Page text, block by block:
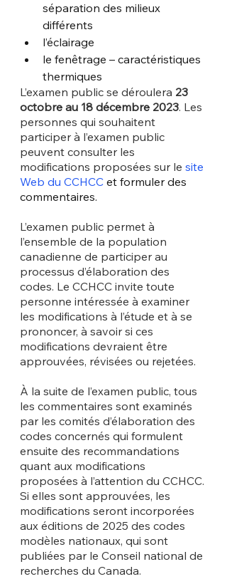
séparation des milieux
différents
l’éclairage
le fenêtrage – caractéristiques
thermiques
L’examen public se déroulera 23
octobre au 18 décembre 2023. Les
personnes qui souhaitent
participer à l’examen public
peuvent consulter les
modifications proposées sur le site
Web du CCHCC et formuler des
commentaires.
L’examen public permet à
l’ensemble de la population
canadienne de participer au
processus d’élaboration des
codes. Le CCHCC invite toute
personne intéressée à examiner
les modifications à l’étude et à se
prononcer, à savoir si ces
modifications devraient être
approuvées, révisées ou rejetées.
À la suite de l’examen public, tous
les commentaires sont examinés
par les comités d’élaboration des
codes concernés qui formulent
ensuite des recommandations
quant aux modifications
proposées à l’attention du CCHCC.
Si elles sont approuvées, les
modifications seront incorporées
aux éditions de 2025 des codes
modèles nationaux, qui sont
publiées par le Conseil national de
recherches du Canada.